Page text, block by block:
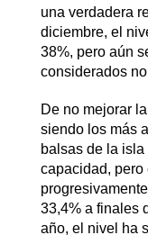
una verdadera
diciembre, el
38%, pero aún
considerados
De no mejorar
siendo los más
balsas de la
capacidad, pero
33,4% a finales
año, el nivel ha